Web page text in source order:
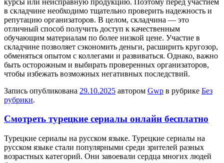
в складчине необходимо тщательно проверить надежность и
репутацию организаторов. В целом, складчина — это
отличный способ получить доступ к качественным
обучающим материалам по более низкой цене. Участие в
складчине позволяет сэкономить деньги, расширить кругозор,
обменяться опытом с коллегами и развиваться. Однако, важно
быть осторожным и выбирать проверенных организаторов,
чтобы избежать возможных негативных последствий.
Запись опубликована 29.10.2025 автором Gwp в рубрике Без
рубрики.
Смотреть турецкие сериалы онлайн бесплатно
Турeцкиe сeриaлы нa русском языке. Турецкие сериалы на
русском языке стали популярными среди зрителей разных
возрастных категорий. Они завоевали сердца многих людей